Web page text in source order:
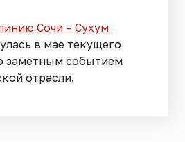
Сочи – Сухум
в мае текущего
заметным событием
отрасли.